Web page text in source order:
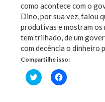
como acontece com o
Dino, por sua vez, falou
produtivas e mostram os
tem trilhado, de um
com decência o dinheiro
Compartilhe isso:
Clique
para
Clique
para